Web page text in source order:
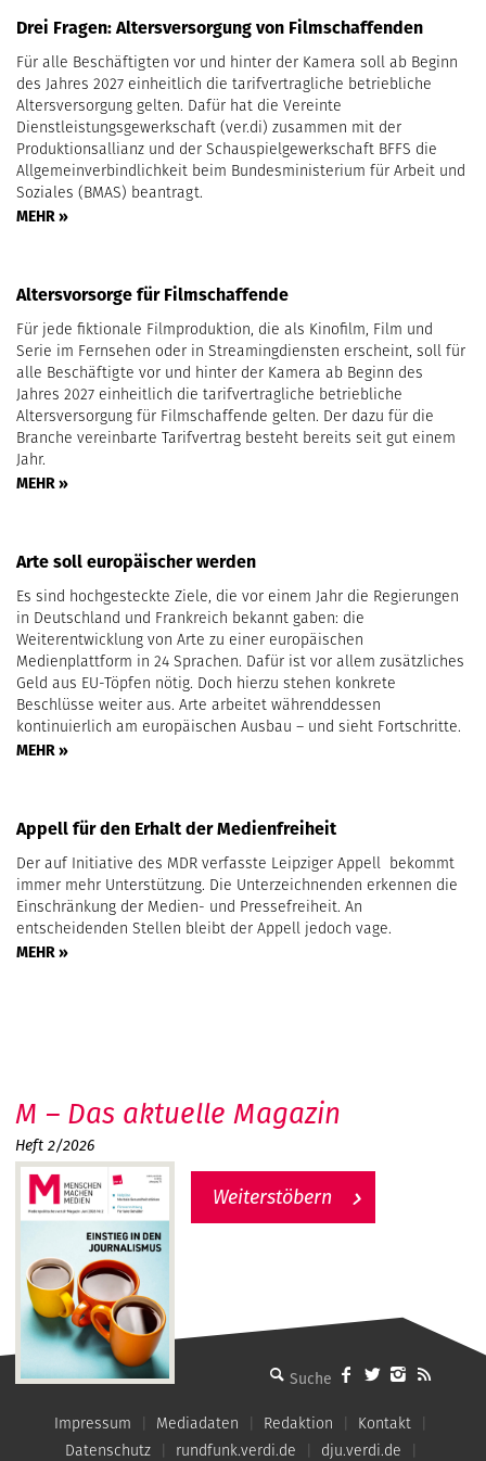
Drei Fragen: Altersversorgung von Filmschaffenden
Für alle Beschäftigten vor und hinter der Kamera soll ab Beginn
des Jahres 2027 einheitlich die tarifvertragliche betriebliche
Altersversorgung gelten. Dafür hat die Vereinte
Dienstleistungsgewerkschaft (ver.di) zusammen mit der
Produktionsallianz und der Schauspielgewerkschaft BFFS die
Allgemeinverbindlichkeit beim Bundesministerium für Arbeit und
Soziales (BMAS) beantragt.
MEHR »
Altersvorsorge für Filmschaffende
Für jede fiktionale Filmproduktion, die als Kinofilm, Film und
Serie im Fernsehen oder in Streamingdiensten erscheint, soll für
alle Beschäftigte vor und hinter der Kamera ab Beginn des
Jahres 2027 einheitlich die tarifvertragliche betriebliche
Altersversorgung für Filmschaffende gelten. Der dazu für die
Branche vereinbarte Tarifvertrag besteht bereits seit gut einem
Jahr.
MEHR »
Arte soll europäischer werden
Es sind hochgesteckte Ziele, die vor einem Jahr die Regierungen
in Deutschland und Frankreich bekannt gaben: die
Weiterentwicklung von Arte zu einer europäischen
Medienplattform in 24 Sprachen. Dafür ist vor allem zusätzliches
Geld aus EU-Töpfen nötig. Doch hierzu stehen konkrete
Beschlüsse weiter aus. Arte arbeitet währenddessen
kontinuierlich am europäischen Ausbau – und sieht Fortschritte.
MEHR »
Appell für den Erhalt der Medienfreiheit
Der auf Initiative des MDR verfasste Leipziger Appell bekommt
immer mehr Unterstützung. Die Unterzeichnenden erkennen die
Einschränkung der Medien- und Pressefreiheit. An
entscheidenden Stellen bleibt der Appell jedoch vage.
MEHR »
MMM - Menschen machen Medien
M – Das aktuelle Magazin
Heft 2/2026
Weiterstöbern
Impressum Mediadaten Redaktion
Kontakt
Datenschutz
rundfunk.verdi.de dju.verdi.de